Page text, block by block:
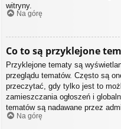
witryny.
Na górę
Co to są przyklejone
Przyklejone tematy są
przeglądu tematów. Często są
przeczytać, gdy tylko jest to
zamieszczania ogłoszeń i
tematów są nadawane przez
Na górę